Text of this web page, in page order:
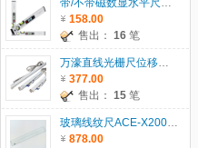
带/不带磁数显水平尺ACE-SP400/600/1000
158.00
售出： 16 笔
万濠直线光栅尺位移传感器WTB系列
377.00
售出： 15 笔
玻璃线纹尺ACE-X200/300/500/600
878.00